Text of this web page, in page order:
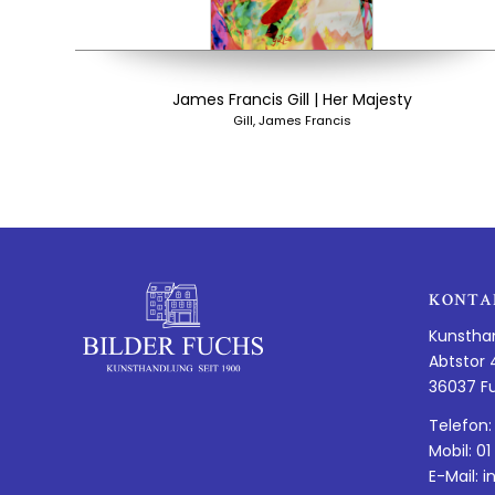
James Francis Gill | Her Majesty
Gill, James Francis
Abtstor
36037
Mobil:
E-Mail: